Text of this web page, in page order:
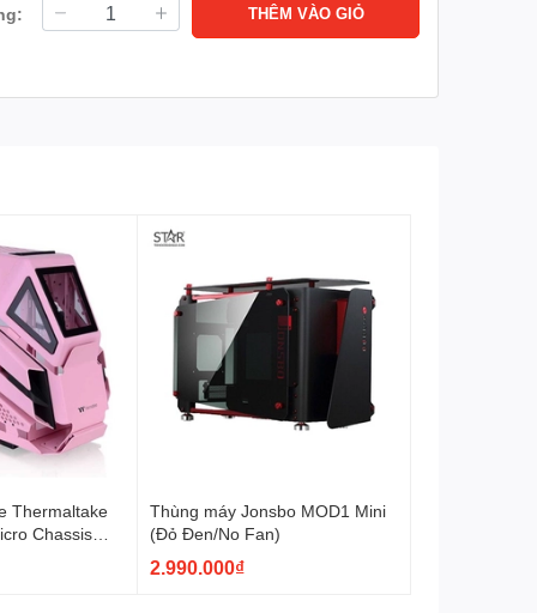
THÊM VÀO GIỎ
Thermaltake
Chassis
Thùng máy Jonsbo MOD1 Mini
(Đỏ Đen/No Fan)
2.990.000₫